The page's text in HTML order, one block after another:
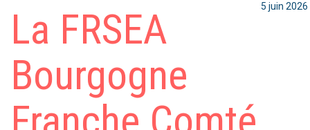
La FRSEA
Bourgogne
5 juin 2026